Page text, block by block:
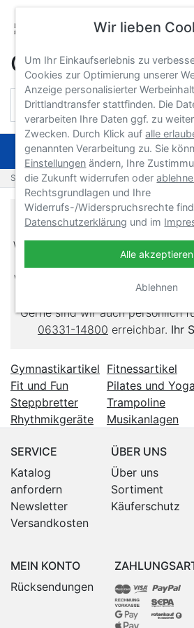
Gymnastik &
NAVIGATION
Startseite Produkte Gymnastik & Fitness
Gymnastik &
Willkommen imGymnastik &
Tec.
Wir bieten Ihnen eine große
Wünschen Sie eine
Gerne sind wir auch persönlich
06331-14800 erreichbar. Ihr
Gymnastikartikel Fitnessartikel
Fit und Fun
Pilates und Yoga
Steppbretter
Trampoline
Rhythmikgeräte
Musikanlagen
SERVICE
Katalog
anfordern
Newsletter
Versandkosten
ÜBER UNS
Über uns
Sortiment
Käuferschutz
MEIN KONTO
Rücksendungen
Wir lieben
Um Ihr Einkaufserlebnis zu
Cookies zur Optimierung unserer
Anzeige personalisierter
Drittlandtransfer stattfinden. Die
verarbeiten Ihre Daten ggf. zu
Zwecken. Durch Klick aufalle
genannten Verarbeitung zu. Sie
Einstellungen ändern, Ihre
die Zukunft widerrufen oder
Rechtsgrundlagen und Ihre
Widerrufs-/Widerspruchsrechte
Datenschutzerklärung und im
Alle akzeptieren
Ablehnen